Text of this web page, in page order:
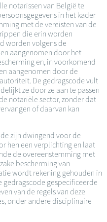
notarissen van België te
in het kader
met de vereisten van de
die erin worden
worden volgens de
aangenomen door het
en, in voorkomend
aangenomen door de
De gedragscode vult
ze door ze aan te passen
notariële sector, zonder dat
of daarvan kan
zijn dwingend voor de
hen een verplichting en laat
de overeenstemming met
bescherming van
wordt rekening gehouden in
gedragscode gespecificeerde
van de regels van deze
onder andere disciplinaire